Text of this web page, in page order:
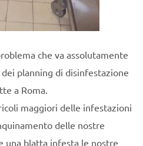
che va assolutamente
planning di disinfestazione
a Roma.
maggiori delle infestazioni
delle nostre
una blatta infesta le nostre